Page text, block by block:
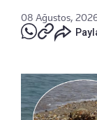
08 Ağustos,